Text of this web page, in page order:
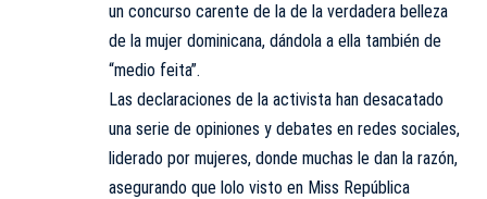
un concurso carente de la de la verdadera belleza
de la mujer dominicana, dándola a ella también de
“medio feita”.
Las declaraciones de la activista han desacatado
una serie de opiniones y debates en redes sociales,
liderado por mujeres, donde muchas le dan la razón,
asegurando que lolo visto en Miss República